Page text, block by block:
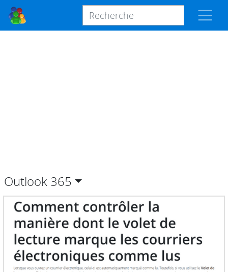
Outlook 365